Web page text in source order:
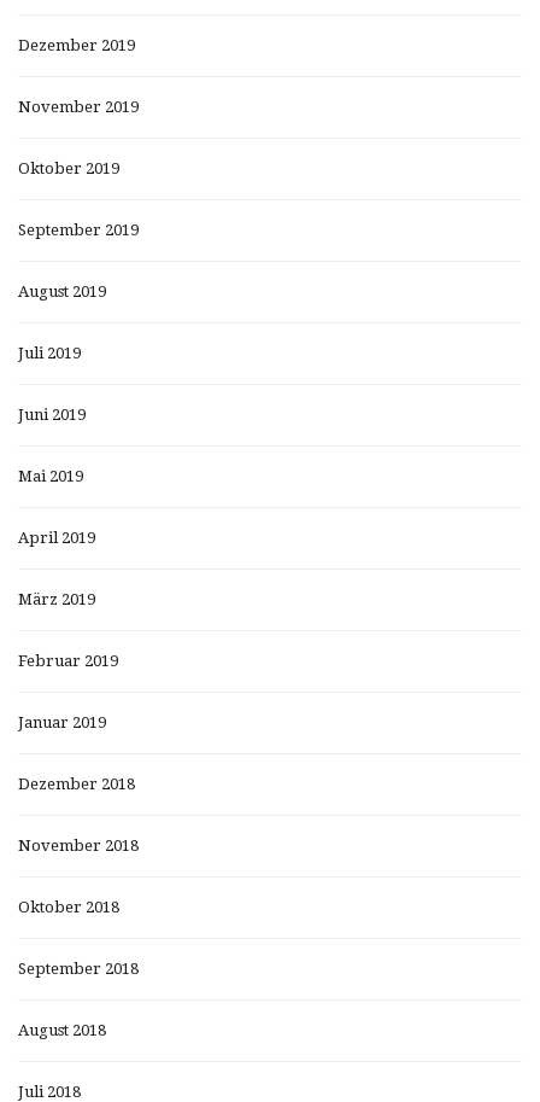
Dezember 2019
November 2019
Oktober 2019
September 2019
August 2019
Juli 2019
Juni 2019
Mai 2019
April 2019
März 2019
Februar 2019
Januar 2019
Dezember 2018
November 2018
Oktober 2018
September 2018
August 2018
Juli 2018